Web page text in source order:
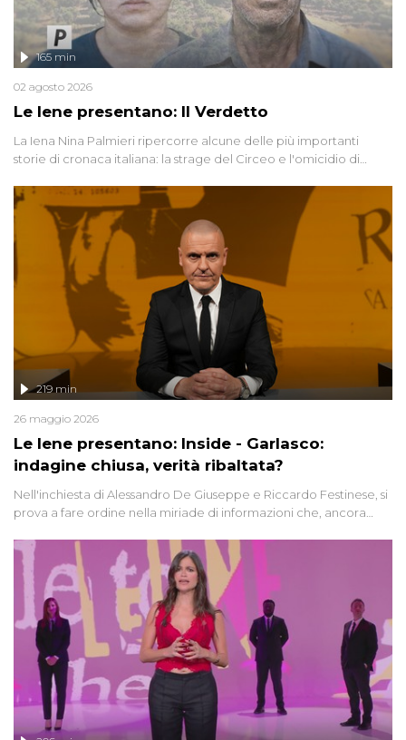
Le Iene presentano: Il Verdetto
165 min
02 agosto 2026
La Iena Nina Palmieri ripercorre alcune delle più importanti
storie di cronaca italiana: la strage del Circeo e l'omicidio di
Le Iene presentano: Inside - Garlasco:
indagine chiusa, verità ribaltata?
219 min
26 maggio 2026
Nell'inchiesta di Alessandro De Giuseppe e Riccardo Festinese, si
prova a fare ordine nella miriade di informazioni che, ancora
giudiziarie più discusse degli ultimi anni. Lo speciale ricostruisce la
vicenda mettendo in fila testimonianze, errori, dettagli
controversi e i protagonisti di un'indagine che sembra non avere
fine.